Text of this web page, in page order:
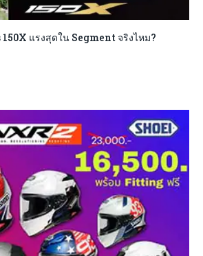
แรงสุดใน Segment จริงไหม?